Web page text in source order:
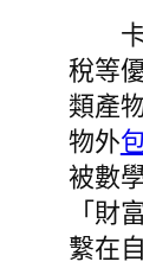
稅等
類產
物外
被數
「財
繫在